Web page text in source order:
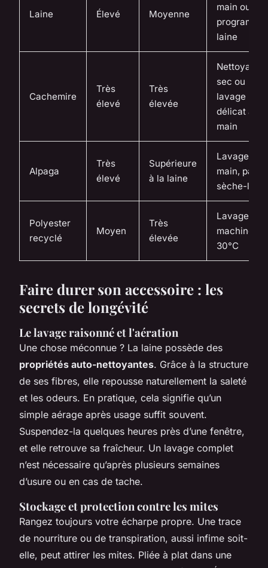
Laine Élevé Moyenne
main ou
programme
laine
Cachemire
Très
élevé
Très
élevée
Nettoyage
sec ou
lavage
délicat à la
main
Alpaga
Très
élevé
Supérieure
à la laine
Lavage à la
main, pas
sèche-linge
Polyester
recyclé
Moyen
Très
élevée
Lavage en
machine à
30°C
Faire durer son accessoire : les
secrets de longévité
Le lavage raisonné et l'aération
Une chose méconnue ? La laine possède des
propriétés auto-nettoyantes. Grâce à la structure
de ses fibres, elle repousse naturellement la saleté
et les odeurs. En pratique, cela signifie qu’un
simple aérage après usage suffit souvent.
Suspendez-la quelques heures près d’une fenêtre,
et elle retrouve sa fraîcheur. Un lavage complet
n’est nécessaire qu’après plusieurs semaines
d’usure ou en cas de tache.
Stockage et protection contre les mites
Rangez toujours votre écharpe propre. Une trace
de nourriture ou de transpiration, aussi infime soit-
elle, peut attirer les mites. Pliée à plat dans une